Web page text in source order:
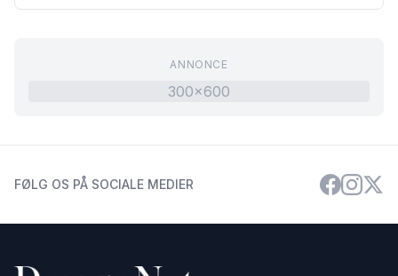
ANNONCE
300x600
FØLG OS PÅ SOCIALE MEDIER